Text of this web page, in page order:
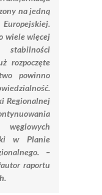
na jedną
wiele więcej
rozpoczęte
powinno
Regionalnej
w Planie
–
raportu